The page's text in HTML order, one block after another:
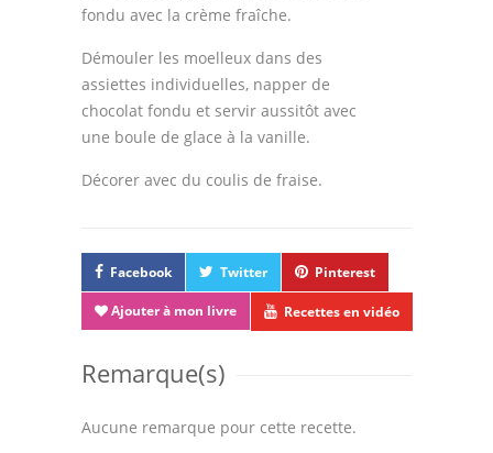
fondu avec la crème fraîche.
Démouler les moelleux dans des
assiettes individuelles, napper de
chocolat fondu et servir aussitôt avec
une boule de glace à la vanille.
Décorer avec du coulis de fraise.
Facebook Twitter Pinterest
Ajouter à mon livre Recettes en vidéo
Remarque(s)
Aucune remarque pour cette recette.